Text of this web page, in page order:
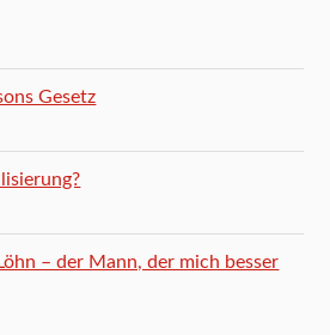
Gesetz
– der Mann, der mich besser